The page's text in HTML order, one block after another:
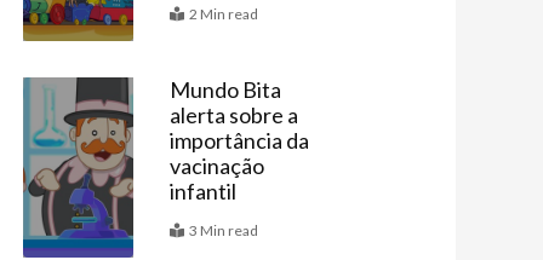
2 Min read
Últimas
Mundo Bita
alerta sobre a
importância da
vacinação
infantil
3 Min read